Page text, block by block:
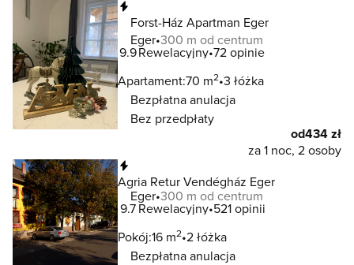
Forst-Ház Apartman Eger
Eger 300 m od centrum
9.9Rewelacyjny 72 opinie
Apartament:70 m2 3 łóżka
Bezpłatna anulacja
Bez przedpłaty
od434 zł
za 1 noc, 2 osoby
Agria Retur Vendégház Eger
Eger 300 m od centrum
9.7Rewelacyjny 521 opinii
Pokój:16 m2 2 łóżka
Bezpłatna anulacja